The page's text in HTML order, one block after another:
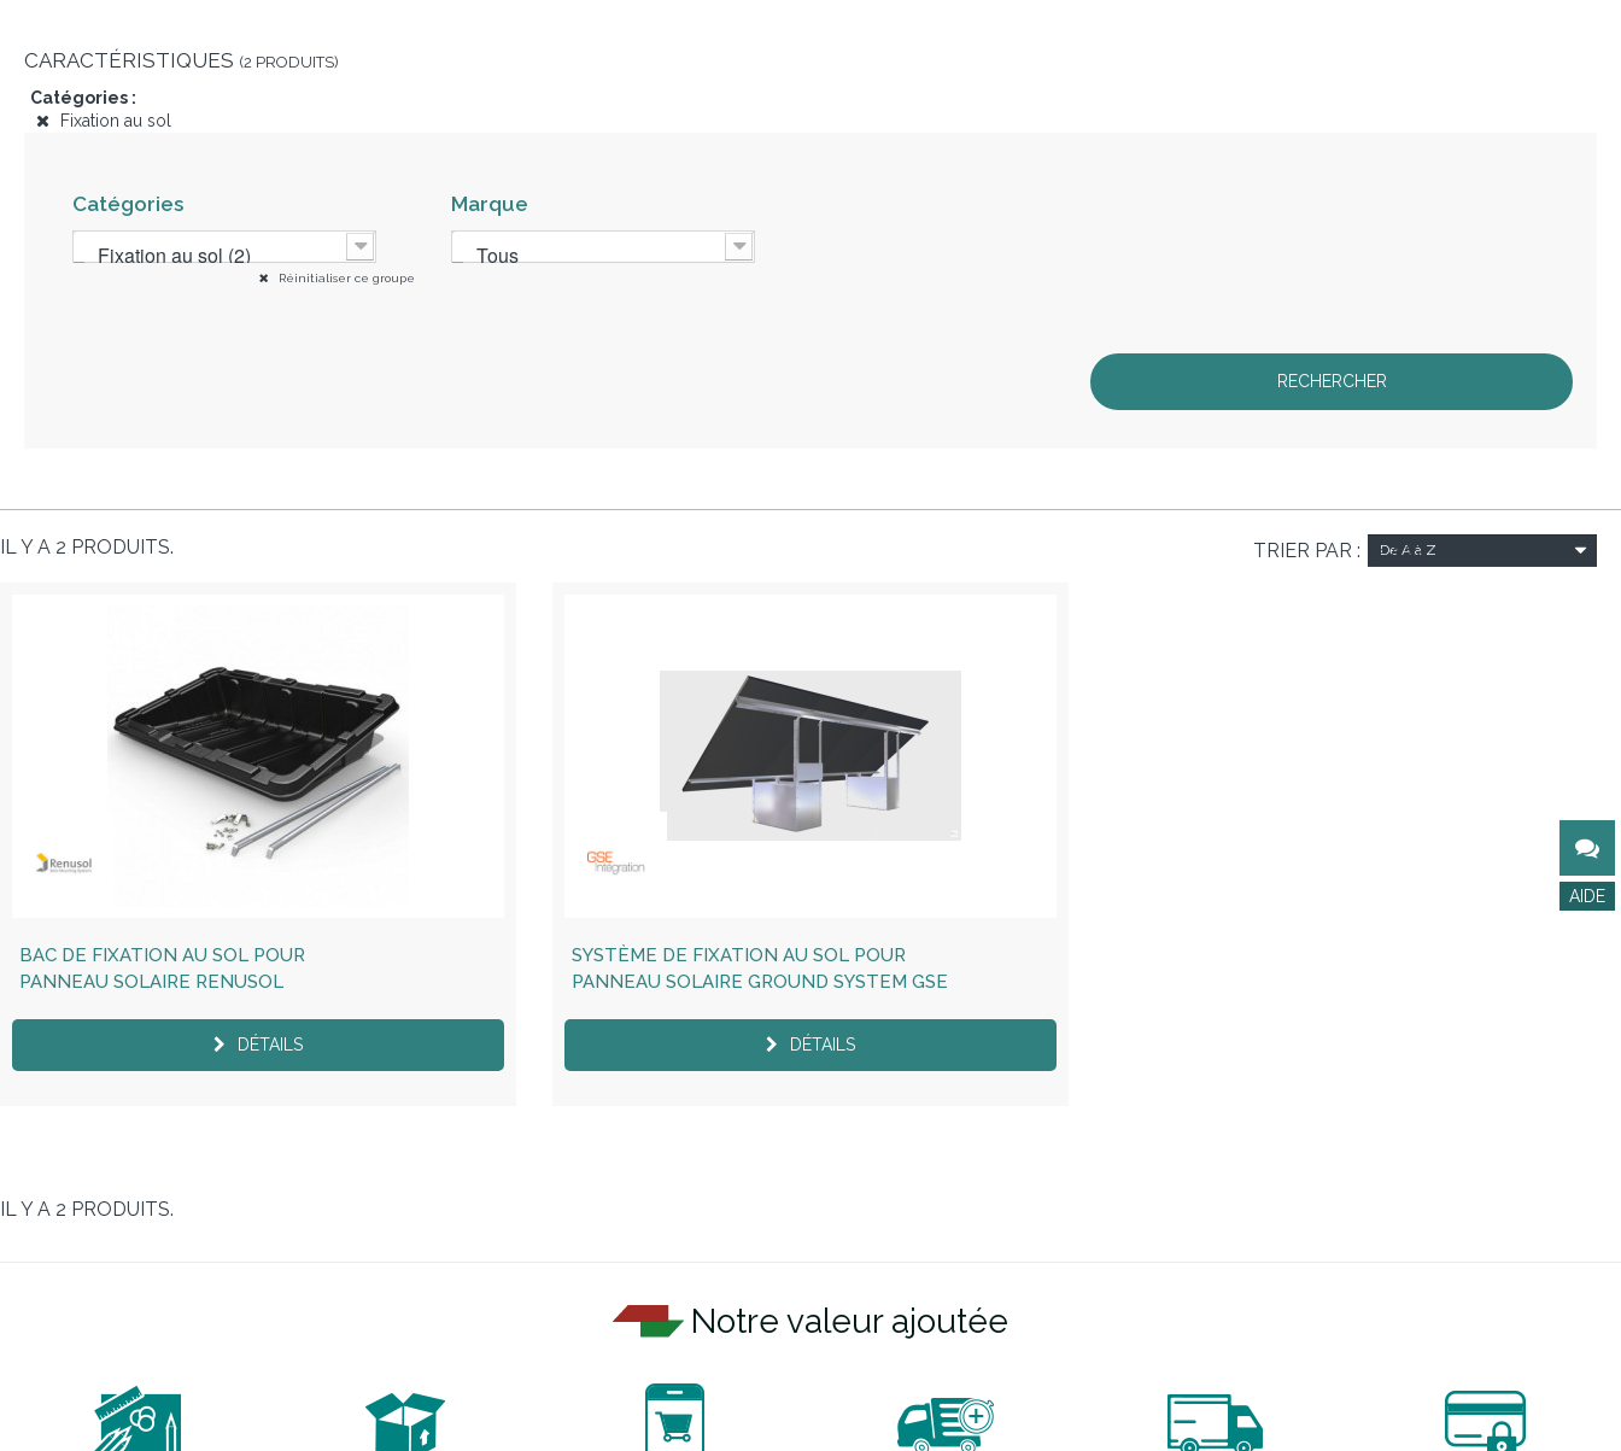
CARACTÉRISTIQUES (2 PRODUITS)
Catégories :
Fixation au sol
Catégories
Fixation au sol (2)
Réinitialiser ce groupe
Marque
Tous
TRIER PAR : De A à Z
IL Y A 2 PRODUITS.
BAC DE FIXATION AU SOL POUR
PANNEAU SOLAIRE RENUSOL
DÉTAILS
SYSTÈME DE FIXATION AU SOL POUR
PANNEAU SOLAIRE GROUND SYSTEM GSE
DÉTAILS
IL Y A 2 PRODUITS.
Notre valeur ajoutée